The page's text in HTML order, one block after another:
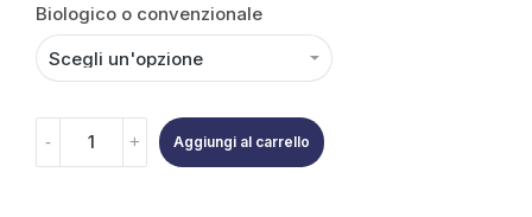
Biologico o convenzionale
Aggiungi al carrello